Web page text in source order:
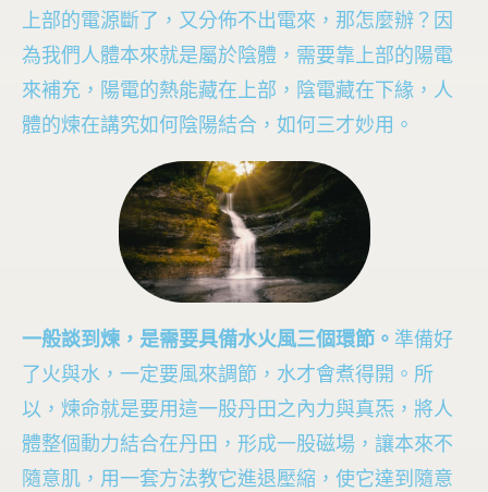
上部的電源斷了，又分佈不出電來，那怎麼辦？因
為我們人體本來就是屬於陰體，需要靠上部的陽電
來補充，陽電的熱能藏在上部，陰電藏在下緣，人
體的煉在講究如何陰陽結合，如何三才妙用。
一般談到煉，是需要具備水火風三個環節。 準備好
了火與水，一定要風來調節，水才會煮得開。所
以，煉命就是要用這一股丹田之內力與真炁，將人
體整個動力結合在丹田，形成一股磁場，讓本來不
隨意肌，用一套方法教它進退壓縮，使它達到隨意